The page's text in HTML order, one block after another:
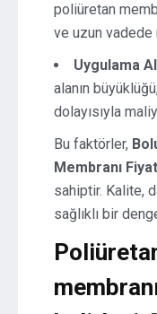
poliüretan
ve uzun
Uygulama
alanın
dolayısıyla
Bu faktörler,
Membranı
sahiptir. Kalite,
sağlıklı bir